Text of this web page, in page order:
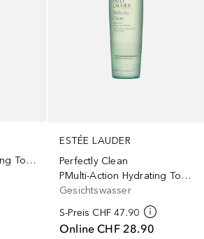
Heartleaf 77% Soothing Toner
ESTÉE LAUDER
Perfectly Clean
PMulti-Action Hydrating Toning Lotion/Refiner
Gesichtswasser
S-Preis CHF 47.90
Online CHF 28.90